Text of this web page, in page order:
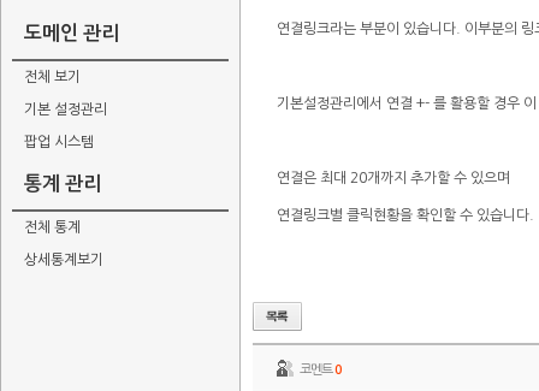
도메인 관리
전체 보기
기본 설정관리
팝업 시스템
통계 관리
전체 통계
상세통계보기
연결링크라는 부분이 있습니다. 이부분의 링
기본설정관리에서 연결 +- 를 활용할 경우
연결은 최대 20개까지 추가할 수 있으며
연결링크별 클릭현황을 확인할 수 있습니다.
코멘트0